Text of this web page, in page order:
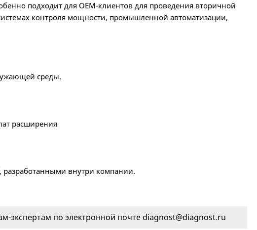
подходит для OEM-клиентов для проведения вторичной
контроля мощности, промышленной автоматизации,
среды.
расширения
разработанными внутри компании.
по электронной почте diagnost@diagnost.ru